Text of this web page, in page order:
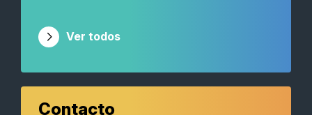
Ver todos
Contacto